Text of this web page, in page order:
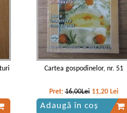
Cartea gospodinelor, nr. 51
Pret:16,00Lei 11,20 Lei
Adaugă în coș